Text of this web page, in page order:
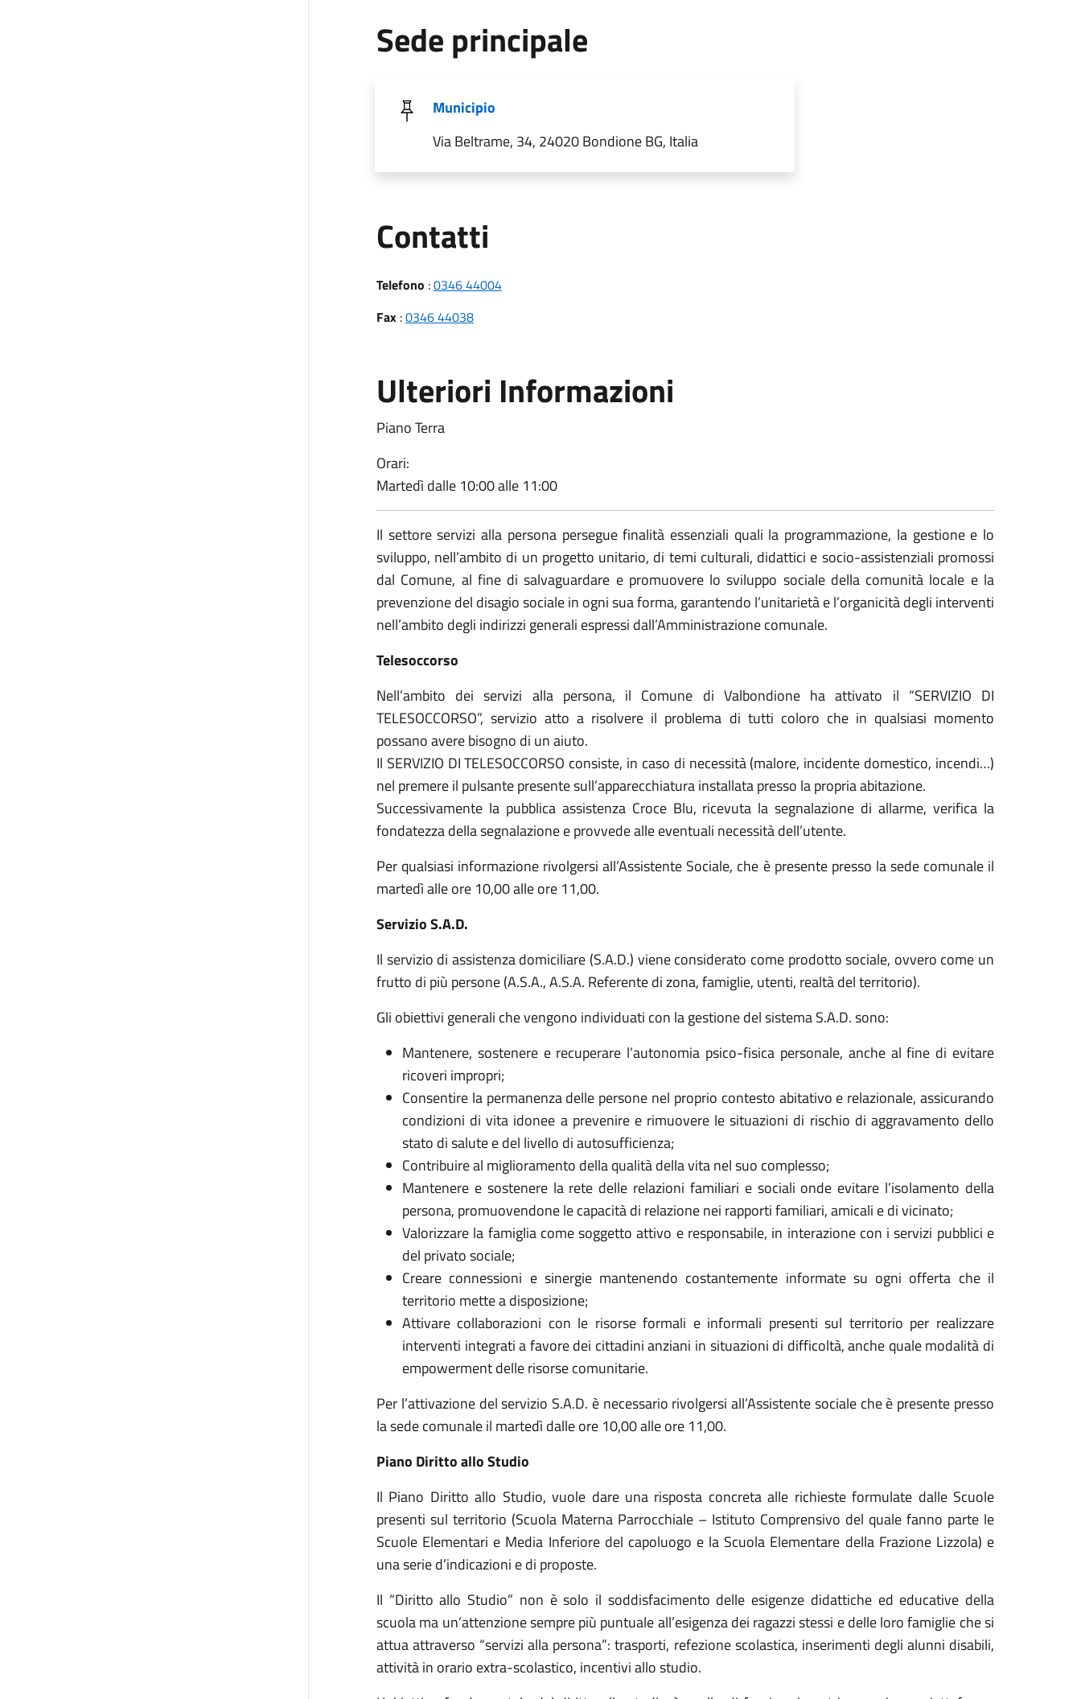
Sede principale
Municipio
Via Beltrame, 34, 24020 Bondione BG, Italia
Contatti
Telefono :0346 44004
Fax:0346 44038
Ulteriori Informazioni
Piano Terra
Orari:
Martedì dalle 10:00 alle 11:00
Il settore servizi alla persona persegue finalità essenziali quali la programmazione, la gestione e lo
sviluppo, nell’ambito di un progetto unitario, di temi culturali, didattici e socio-assistenziali promossi
dal Comune, al fine di salvaguardare e promuovere lo sviluppo sociale della comunità locale e la
prevenzione del disagio sociale in ogni sua forma, garantendo l’unitarietà e l’organicità degli interventi
nell’ambito degli indirizzi generali espressi dall’Amministrazione comunale.
Telesoccorso
Nell’ambito dei servizi alla persona, il Comune di Valbondione ha attivato il “SERVIZIO DI
TELESOCCORSO”, servizio atto a risolvere il problema di tutti coloro che in qualsiasi momento
possano avere bisogno di un aiuto.
Il SERVIZIO DI TELESOCCORSO consiste, in caso di necessità (malore, incidente domestico, incendi…)
nel premere il pulsante presente sull’apparecchiatura installata presso la propria abitazione.
Successivamente la pubblica assistenza Croce Blu, ricevuta la segnalazione di allarme, verifica la
fondatezza della segnalazione e provvede alle eventuali necessità dell’utente.
Per qualsiasi informazione rivolgersi all’Assistente Sociale, che è presente presso la sede comunale il
martedì alle ore 10,00 alle ore 11,00.
Servizio S.A.D.
Il servizio di assistenza domiciliare (S.A.D.) viene considerato come prodotto sociale, ovvero come un
frutto di più persone (A.S.A., A.S.A. Referente di zona, famiglie, utenti, realtà del territorio).
Gli obiettivi generali che vengono individuati con la gestione del sistema S.A.D. sono:
Mantenere, sostenere e recuperare l’autonomia psico-fisica personale, anche al fine di evitare
ricoveri impropri;
Consentire la permanenza delle persone nel proprio contesto abitativo e relazionale, assicurando
condizioni di vita idonee a prevenire e rimuovere le situazioni di rischio di aggravamento dello
stato di salute e del livello di autosufficienza;
Contribuire al miglioramento della qualità della vita nel suo complesso;
Mantenere e sostenere la rete delle relazioni familiari e sociali onde evitare l’isolamento della
persona, promuovendone le capacità di relazione nei rapporti familiari, amicali e di vicinato;
Valorizzare la famiglia come soggetto attivo e responsabile, in interazione con i servizi pubblici e
del privato sociale;
Creare connessioni e sinergie mantenendo costantemente informate su ogni offerta che il
territorio mette a disposizione;
Attivare collaborazioni con le risorse formali e informali presenti sul territorio per realizzare
interventi integrati a favore dei cittadini anziani in situazioni di difficoltà, anche quale modalità di
empowerment delle risorse comunitarie.
Per l’attivazione del servizio S.A.D. è necessario rivolgersi all’Assistente sociale che è presente presso
la sede comunale il martedì dalle ore 10,00 alle ore 11,00.
Piano Diritto allo Studio
Il Piano Diritto allo Studio, vuole dare una risposta concreta alle richieste formulate dalle Scuole
presenti sul territorio (Scuola Materna Parrocchiale – Istituto Comprensivo del quale fanno parte le
Scuole Elementari e Media Inferiore del capoluogo e la Scuola Elementare della Frazione Lizzola) e
una serie d’indicazioni e di proposte.
Il “Diritto allo Studio” non è solo il soddisfacimento delle esigenze didattiche ed educative della
scuola ma un’attenzione sempre più puntuale all’esigenza dei ragazzi stessi e delle loro famiglie che si
attua attraverso “servizi alla persona”: trasporti, refezione scolastica, inserimenti degli alunni disabili,
attività in orario extra-scolastico, incentivi allo studio.